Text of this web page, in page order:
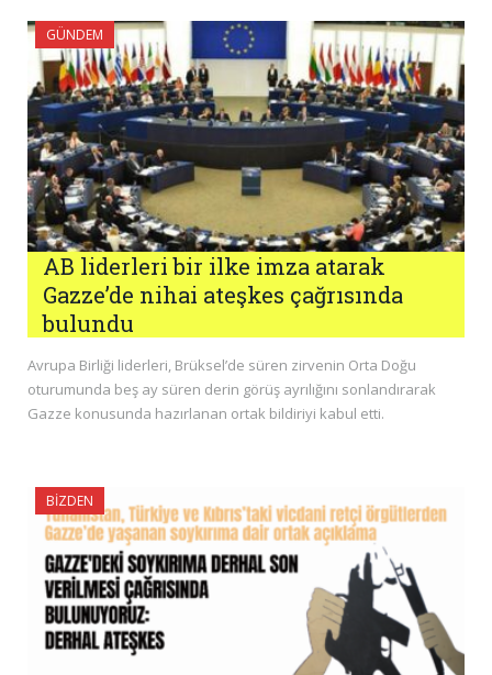
GÜNDEM
AB liderleri bir ilke imza atarak
Gazze’de nihai ateşkes çağrısında
bulundu
Avrupa Birliği liderleri, Brüksel’de süren zirvenin Orta Doğu
oturumunda beş ay süren derin görüş ayrılığını sonlandırarak
Gazze konusunda hazırlanan ortak bildiriyi kabul etti.
BIZDEN